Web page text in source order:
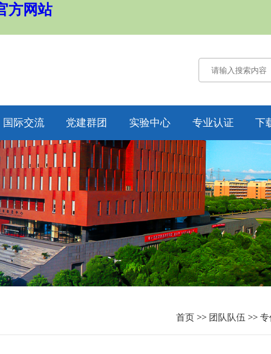
方网站
国际交流
通知公告
交流动态
合作项目
党建群团
通知公告
党务工作
工会工作
纪委工作
实验中心 专业认证
认证概况
工作动态
培养方案
规章制度
下
资
首页 >> 团队队伍 >> 专